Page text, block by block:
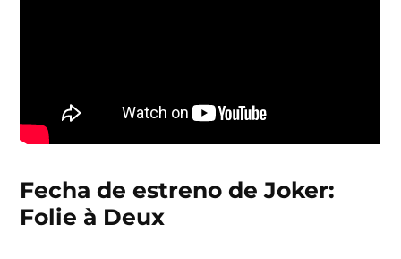
Fecha de estreno de Joker:
Folie à Deux